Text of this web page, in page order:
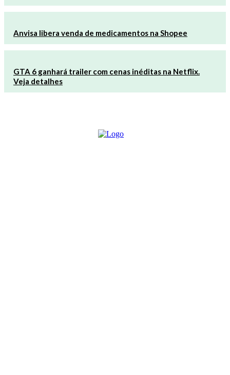
Anvisa libera venda de medicamentos na Shopee
GTA 6 ganhará trailer com cenas inéditas na Netflix.
Veja detalhes